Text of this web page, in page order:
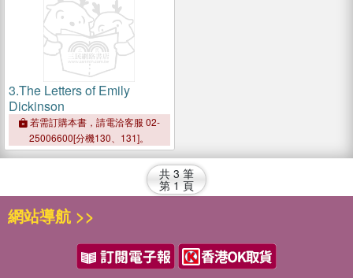
3.The Letters of Emily
Dickinson
若需訂購本書，請電洽客服 02-
25006600[分機130、131]。
共 3 筆
第 1 頁
網站導航 >>